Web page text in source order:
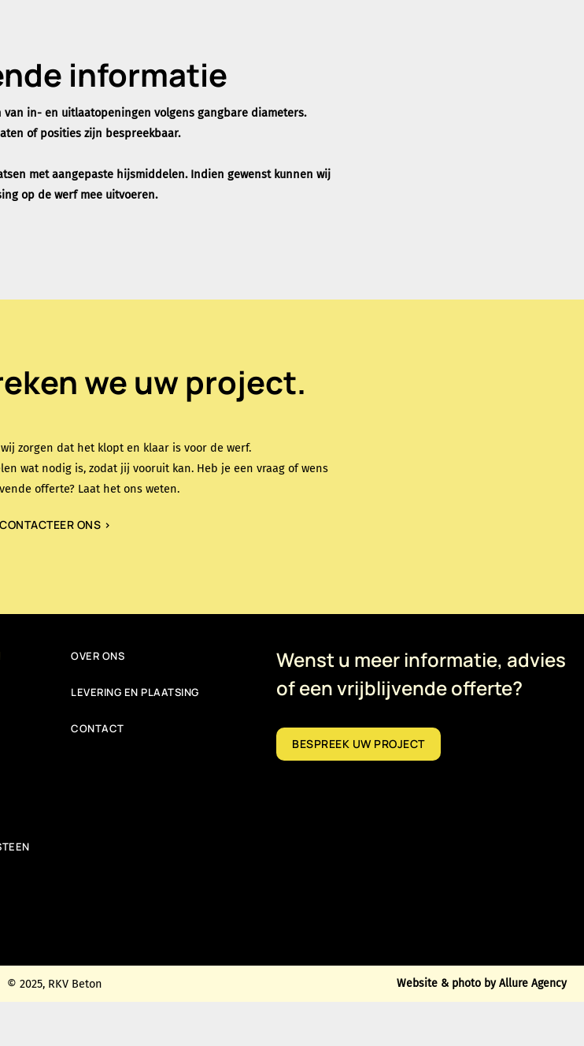
informatie
in- en uitlaatopeningen volgens gangbare diameters.
of posities zijn bespreekbaar.
met aangepaste hijsmiddelen. Indien gewenst kunnen wij
op de werf mee uitvoeren.
we uw project.
zorgen dat het klopt en klaar is voor de werf.
wat nodig is, zodat jij vooruit kan. Heb je een vraag of wens
offerte? Laat het ons weten.
CONTACTEER ONS >
OVER ONS
LEVERING EN PLAATSING
CONTACT
Wenst u meer informatie, advies
of een vrijblijvende offerte?
BESPREEK UW PROJECT
© 2025, RKV Beton Website & photo by Allure Agency